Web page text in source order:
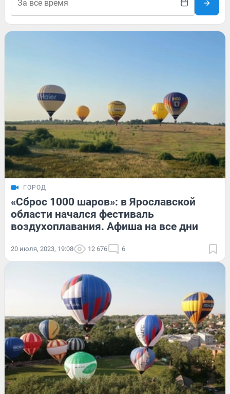
ГОРОД
«Сброс 1000 шаров»: в Ярославской
области начался фестиваль
воздухоплавания. Афиша на все дни
20 июля, 2023, 19:08 12 676 6